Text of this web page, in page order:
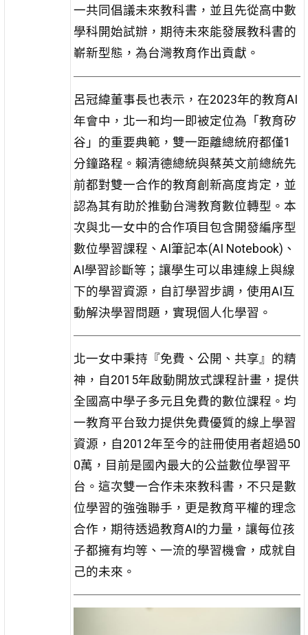
一共同倡議未來教科書，並且先從高中數
學科開始試辦，期待未來能發展教科書的
嶄新型態，為台灣教育作出貢獻。
呂冠緯董事長也表示，在2023年的教育AI
年會中，北一和均一即被定位為「教育矽
谷」的重要典範，雙一距離總統府都僅1
分鐘路程。賴清德總統與蔡英文前總統先
前都對雙一合作的教育創新高度肯定，並
認為其有助於推動台灣教育數位轉型。本
次與北一女中的合作項目包含開發編序型
數位學習課程、AI筆記本(AI Notebook)、
AI學習診斷等；讓學生可以串連線上與線
下的學習資源，自訂學習步調，使用AI互
動解決學習問題，實現個人化學習。
北一女中秉持『免費、公開、共享』的精
神，自2015年啟動開放式課程計畫，提供
全國高中學子多元且免費的數位課程。均
一教育平台致力提供免費優質的線上學習
資源，自2012年至今的註冊使用者超過50
0萬，目前是國內最大的公益數位學習平
台。這次雙一合作未來教科書，不只是數
位學習的強強聯手，更是教育平權的理念
合作，期待透過教育AI的力量，讓每位孩
子都擁有均等、一流的學習機會，成就自
己的未來。